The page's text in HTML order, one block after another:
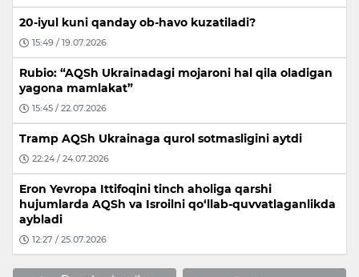
20-iyul kuni qanday ob-havo kuzatiladi?
15:49 / 19.07.2026
Rubio: “AQSh Ukrainadagi mojaroni hal qila oladigan
yagona mamlakat”
15:45 / 22.07.2026
Tramp AQSh Ukrainaga qurol sotmasligini aytdi
22:24 / 24.07.2026
Eron Yevropa Ittifoqini tinch aholiga qarshi
hujumlarda AQSh va Isroilni qo‘llab-quvvatlaganlikda
aybladi
12:27 / 25.07.2026